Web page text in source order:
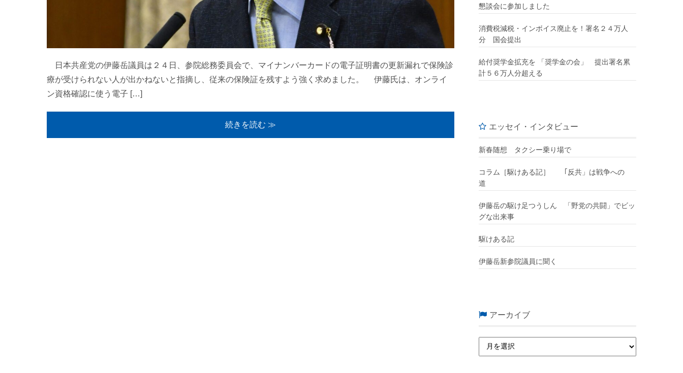
日本共産党の伊藤岳議員は２４日、参院総務委員会で、マイナンバーカードの電子証明書の更新漏れで保険診
療が受けられない人が出かねないと指摘し、従来の保険証を残すよう強く求めました。 伊藤氏は、オンライ
ン資格確認に使う電子 […]
続きを読む ≫
懇談会に参加しました
消費税減税・インボイス廃止を！署名２４万人
分 国会提出
給付奨学金拡充を 「奨学金の会」 提出署名累
計５６万人分超える
エッセイ・インタビュー
新春随想 タクシー乗り場で
コラム［駆けある記］ ｢反共」は戦争への
道
伊藤岳の駆け足つうしん 「野党の共闘」でビッ
グな出来事
駆けある記
伊藤岳新参院議員に聞く
アーカイブ